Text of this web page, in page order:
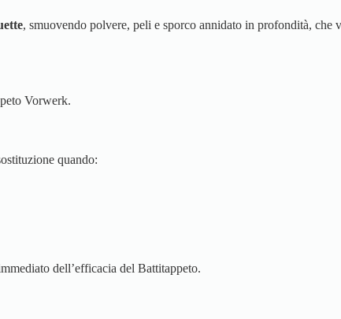
, smuovendo polvere, peli e sporco annidato in profondità,
Vorwerk.
quando:
dell’efficacia del Battitappeto.